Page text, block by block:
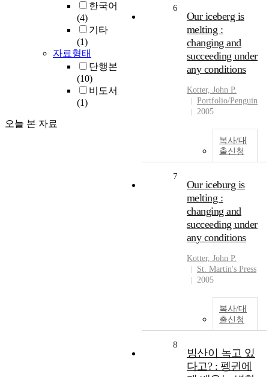
한국어
(4)
기타
(1)
자료형태
단행본
(10)
비도서
(1)
오늘 본 자료
6
Our iceberg is
melting :
changing and
succeeding under
any conditions
Kotter, John P.
Portfolio/Penguin
2005
복사/대
출신청
7
Our iceburg is
melting :
changing and
succeeding under
any conditions
Kotter, John P.
St. Martin's Press
2005
복사/대
출신청
8
빙산이 녹고 있
다고? : 펭귄에